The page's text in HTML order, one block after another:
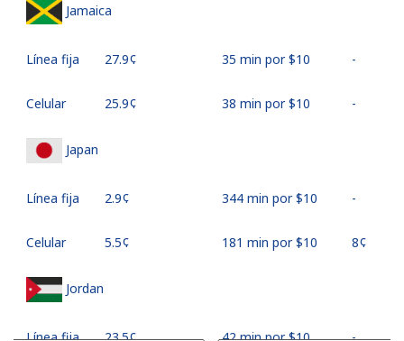
Jamaica
Línea fija ⁦27.9¢⁩ 35 min por ⁦$10⁩ -
Celular ⁦25.9¢⁩ 38 min por ⁦$10⁩ -
Japan
Línea fija ⁦2.9¢⁩ 344 min por ⁦$10⁩ -
Celular ⁦5.5¢⁩ 181 min por ⁦$10⁩ ⁦8¢⁩
Jordan
Línea fija ⁦23.5¢⁩ 42 min por ⁦$10⁩ -